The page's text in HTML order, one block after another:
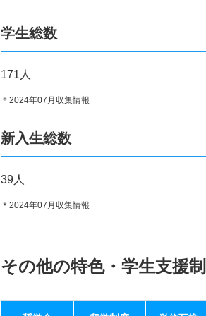
学生総数
171人
＊2024年07月収集情報
新入生総数
39人
＊2024年07月収集情報
その他の特色・学生支援